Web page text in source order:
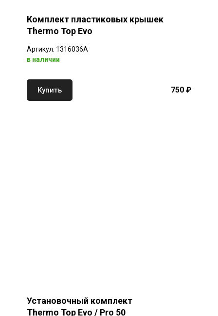
Комплект пластиковых крышек
Thermo Top Evo
Артикул: 1316036A
в наличии
Купить 750 ₽
Установочный комплект
Thermo Top Evo / Pro 50